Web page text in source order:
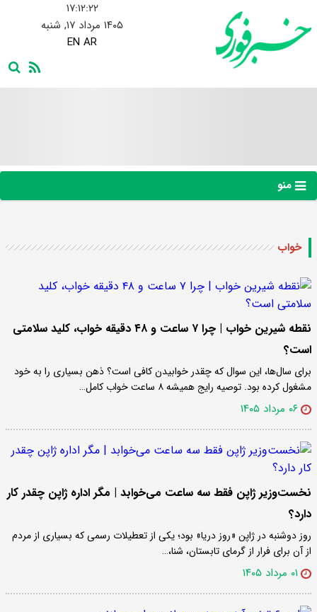
۱۷:۱۲:۲۲
۱۴۰۵ مرداد ۱۷, شنبه
EN AR
منو
خواب
نقطه شیرین خواب | چرا ۷ ساعت و ۴۸ دقیقه خواب، کلید سلامتی
است؟
برای سال‌ها، این سوال که چقدر خوابیدن کافی است؟ ذهن بسیاری را به خود
مشغول کرده بود. توصیه رایج همیشه ۸ ساعت خواب کامل…
۰۶ مرداد ۱۴۰۵
نخست‌وزیر ژاپن فقط سه ساعت می‌خوابد | مگر اداره ژاپن چقدر کار
دارد؟
روز دوشنبه در ژاپن «روز دریا» بود؛ یکی از تعطیلات رسمی که بسیاری از مردم
از آن برای فرار از گرمای تابستان، شنا،…
۰۱ مرداد ۱۴۰۵